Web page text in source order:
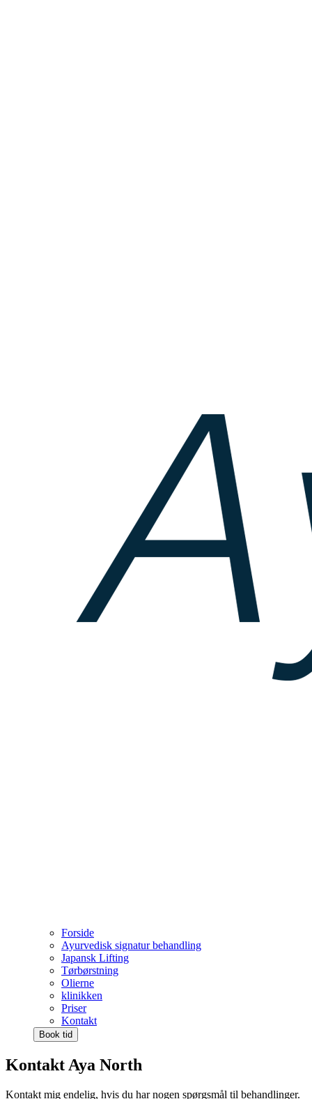
Forside
Ayurvedisk signatur behandling
Japansk Lifting
Tørbørstning
Olierne
klinikken
Priser
Kontakt
Book tid
Kontakt Aya North
Kontakt mig endelig, hvis du har nogen spørgsmål til behandlinger.